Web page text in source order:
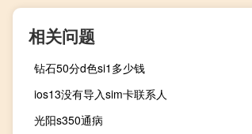
相关问题
钻石50分d色si1多少钱
ios13没有导入sim卡联系人
光阳s350通病